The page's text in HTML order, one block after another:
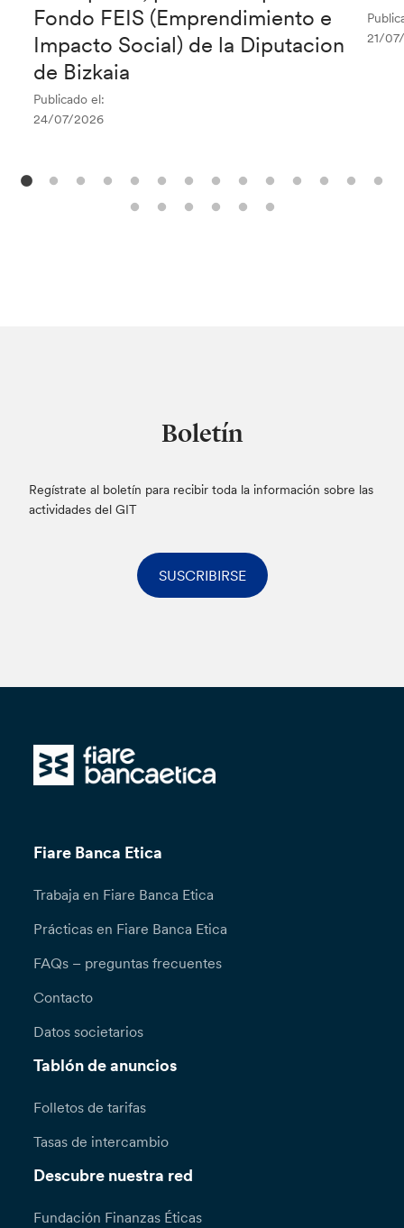
Fondo FEIS (Emprendimiento e
Impacto Social) de la Diputacion
de Bizkaia
Publicado el:
24/07/2026
21/
Boletín
Regístrate al boletín para recibir toda la información sobre las
actividades del GIT
SUSCRIBIRSE
Fiare Banca Etica
Trabaja en Fiare Banca Etica
Prácticas en Fiare Banca Etica
FAQs – preguntas frecuentes
Contacto
Datos societarios
Tablón de anuncios
Folletos de tarifas
Tasas de intercambio
Descubre nuestra red
Fundación Finanzas Éticas